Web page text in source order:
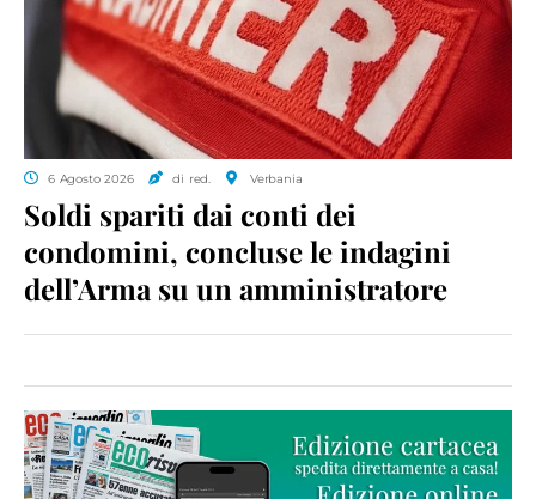
6 Agosto 2026 di red. Verbania
Soldi spariti dai conti dei
condomini, concluse le indagini
dell’Arma su un amministratore